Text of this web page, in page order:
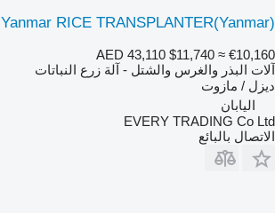
Yanmar RICE TRANSPLANTER(Yanmar)
AED 43,110 $11,740 ≈ €10,160
آلات البذر والغرس والشتل - آلة زرع النباتات
ديزل / مازوت
اليابان
EVERY TRADING Co Ltd
الاتصال بالبائع